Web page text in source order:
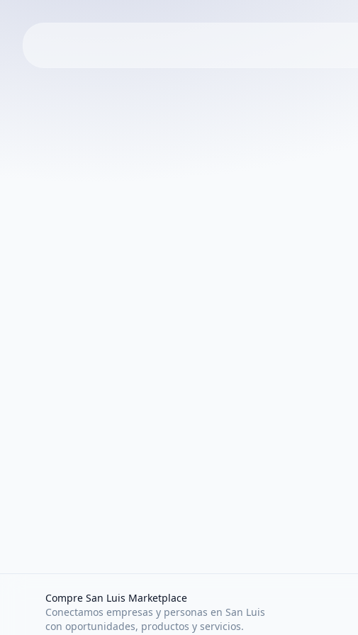
Compre San Luis Marketplace
Conectamos empresas y personas en San Luis
con oportunidades, productos y servicios.